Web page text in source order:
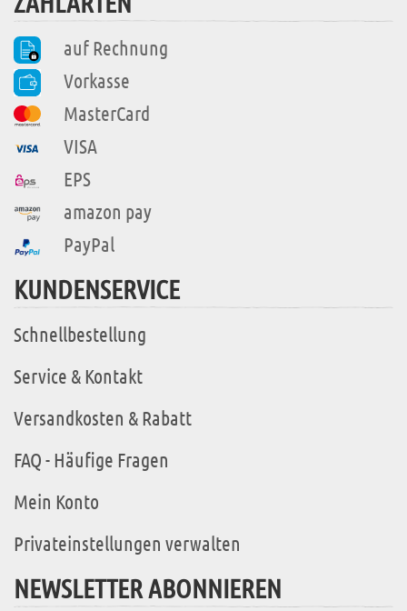
auf Rechnung
Vorkasse
MasterCard
VISA
EPS
amazon pay
PayPal
KUNDENSERVICE
Schnellbestellung
Service & Kontakt
Versandkosten & Rabatt
FAQ - Häufige Fragen
Mein Konto
Privateinstellungen verwalten
NEWSLETTER ABONNIEREN